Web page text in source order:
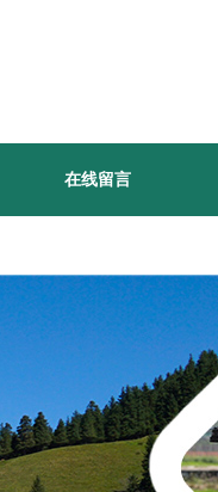
在线留言